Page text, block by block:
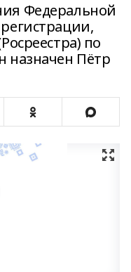
Федеральной
по
назначен Пётр